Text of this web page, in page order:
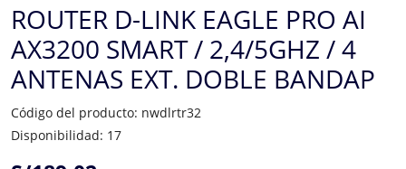
ROUTER D-LINK EAGLE PRO AI
AX3200 SMART / 2,4/5GHZ / 4
ANTENAS EXT. DOBLE BANDAP
Código del producto: nwdlrtr32
Disponibilidad: 17